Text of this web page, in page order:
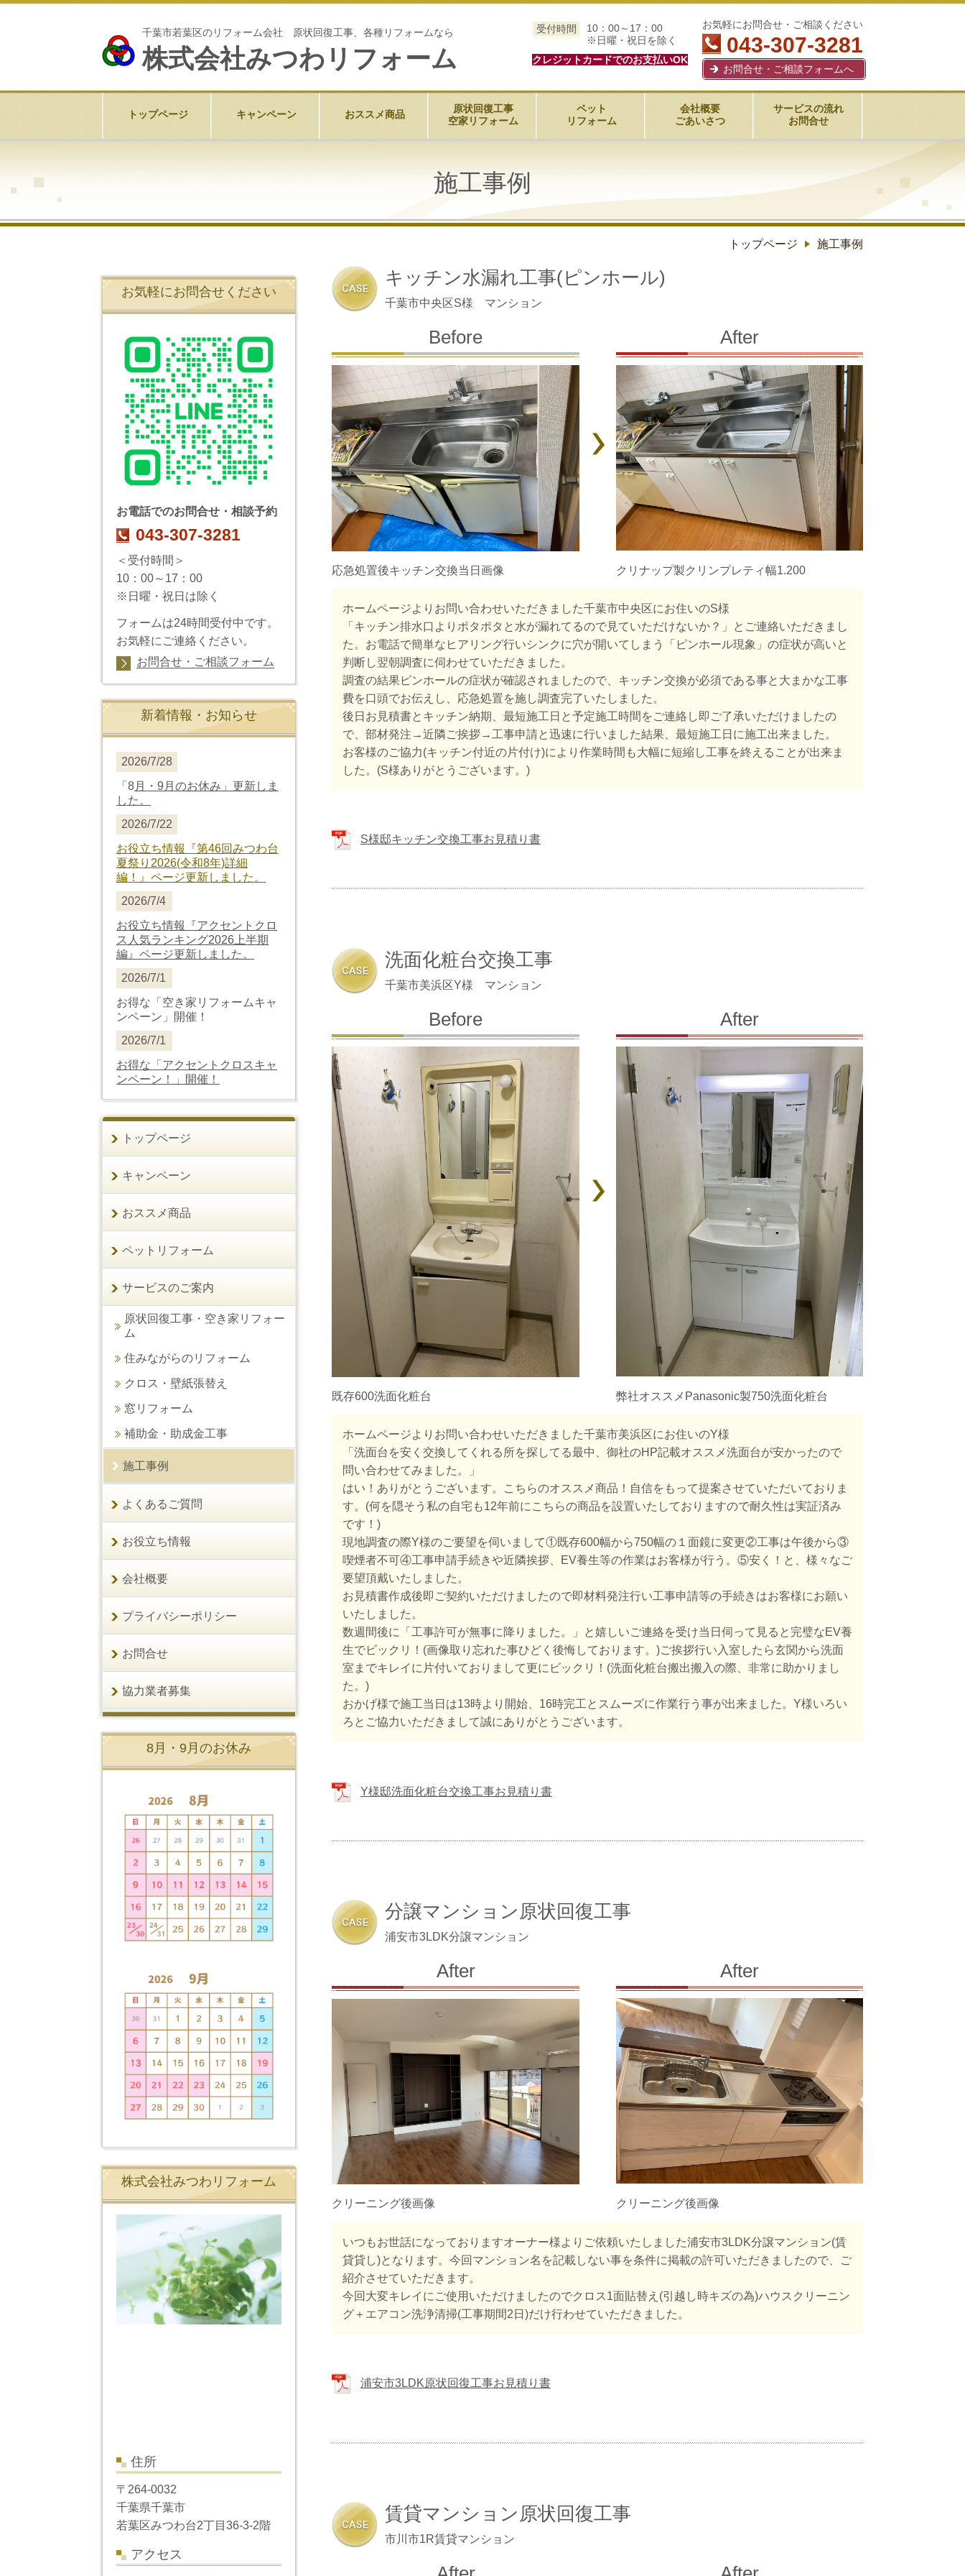
千葉市若葉区のリフォーム会社 原状回復工事、各種リフォームなら
株式会社みつわリフォーム
受付時間
10：00～17：00
※日曜・祝日を除く
クレジットカードでのお支払いOK
お気軽にお問合せ・ご相談ください
043-307-3281
お問合せ・ご相談フォームへ
トップページ キャンペーン おススメ商品
原状回復工事
空家リフォーム
ペット
リフォーム
会社概要
ごあいさつ
サービスの流れ
お問合せ
施工事例
トップページ 施工事例
キッチン水漏れ工事(ピンホール)
千葉市中央区S様 マンション
Before
応急処置後キッチン交換当日画像
After
クリナップ製クリンプレティ幅1.200
ホームページよりお問い合わせいただきました千葉市中央区にお住いのS様
「キッチン排水口よりポタポタと水が漏れてるので見ていただけないか？」とご連絡いただきまし
た。お電話で簡単なヒアリング行いシンクに穴が開いてしまう「ピンホール現象」の症状が高いと
判断し翌朝調査に伺わせていただきました。
調査の結果ピンホールの症状が確認されましたので、キッチン交換が必須である事と大まかな工事
費を口頭でお伝えし、応急処置を施し調査完了いたしました。
後日お見積書とキッチン納期、最短施工日と予定施工時間をご連絡し即ご了承いただけましたの
で、部材発注→近隣ご挨拶→工事申請と迅速に行いました結果、最短施工日に施工出来ました。
お客様のご協力(キッチン付近の片付け)により作業時間も大幅に短縮し工事を終えることが出来ま
した。(S様ありがとうございます。)
S様邸キッチン交換工事お見積り書
洗面化粧台交換工事
千葉市美浜区Y様 マンション
Before
既存600洗面化粧台
After
弊社オススメPanasonic製750洗面化粧台
ホームページよりお問い合わせいただきました千葉市美浜区にお住いのY様
「洗面台を安く交換してくれる所を探してる最中、御社のHP記載オススメ洗面台が安かったので
問い合わせてみました。」
はい！ありがとうございます。こちらのオススメ商品！自信をもって提案させていただいておりま
す。(何を隠そう私の自宅も12年前にこちらの商品を設置いたしておりますので耐久性は実証済み
です！)
現地調査の際Y様のご要望を伺いまして①既存600幅から750幅の１面鏡に変更②工事は午後から③
喫煙者不可④工事申請手続きや近隣挨拶、EV養生等の作業はお客様が行う。⑤安く！と、様々なご
要望頂戴いたしました。
お見積書作成後即ご契約いただけましたので即材料発注行い工事申請等の手続きはお客様にお願い
いたしました。
数週間後に「工事許可が無事に降りました。」と嬉しいご連絡を受け当日伺って見ると完璧なEV養
生でビックリ！(画像取り忘れた事ひどく後悔しております。)ご挨拶行い入室したら玄関から洗面
室までキレイに片付いておりまして更にビックリ！(洗面化粧台搬出搬入の際、非常に助かりまし
た。)
おかげ様で施工当日は13時より開始、16時完工とスムーズに作業行う事が出来ました。Y様いろい
ろとご協力いただきまして誠にありがとうございます。
Y様邸洗面化粧台交換工事お見積り書
分譲マンション原状回復工事
浦安市3LDK分譲マンション
After
クリーニング後画像
After
クリーニング後画像
いつもお世話になっておりますオーナー様よりご依頼いたしました浦安市3LDK分譲マンション(賃
貸貸し)となります。今回マンション名を記載しない事を条件に掲載の許可いただきましたので、ご
紹介させていただきます。
今回大変キレイにご使用いただけましたのでクロス1面貼替え(引越し時キズの為)ハウスクリーニン
グ＋エアコン洗浄清掃(工事期間2日)だけ行わせていただきました。
浦安市3LDK原状回復工事お見積り書
賃貸マンション原状回復工事
市川市1R賃貸マンション
お気軽にお問合せください
お電話でのお問合せ・相談予約
043-307-3281
＜受付時間＞
10：00～17：00
※日曜・祝日は除く
フォームは24時間受付中です。
お気軽にご連絡ください。
お問合せ・ご相談フォーム
新着情報・お知らせ
2026/7/28
「8月・9月のお休み」更新しま
した。
2026/7/22
お役立ち情報
『第46回みつわ台
夏祭り2026(令和8年)詳細
編！』 ページ更新しました。
2026/7/4
お役立ち情報
『アクセントクロ
ス人気ランキング2026上半期
編』 ページ更新しました。
2026/7/1
お得な「空き家リフォームキャ
ンペーン」開催！
2026/7/1
お得な 「 アクセントクロスキャ
ンペーン！
」開催！
トップページ
キャンペーン
おススメ商品
ペットリフォーム
サービスのご案内
原状回復工事・空き家リフォー
ム
住みながらのリフォーム
クロス・壁紙張替え
窓リフォーム
補助金・助成金工事
施工事例
よくあるご質問
お役立ち情報
会社概要
プライバシーポリシー
お問合せ
協力業者募集
8月・9月のお休み
株式会社みつわリフォーム
住所
〒264-0032
千葉県千葉市
若葉区みつわ台2丁目36-3-2階
アクセス